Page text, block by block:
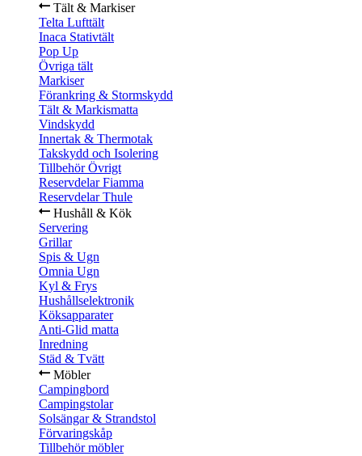
Tält & Markiser
Telta Lufttält
Inaca Stativtält
Pop Up
Övriga tält
Markiser
Förankring & Stormskydd
Tält & Markismatta
Vindskydd
Innertak & Thermotak
Takskydd och Isolering
Tillbehör Övrigt
Reservdelar Fiamma
Reservdelar Thule
Hushåll & Kök
Servering
Grillar
Spis & Ugn
Omnia Ugn
Kyl & Frys
Hushållselektronik
Köksapparater
Anti-Glid matta
Inredning
Städ & Tvätt
Möbler
Campingbord
Campingstolar
Solsängar & Strandstol
Förvaringskåp
Tillbehör möbler